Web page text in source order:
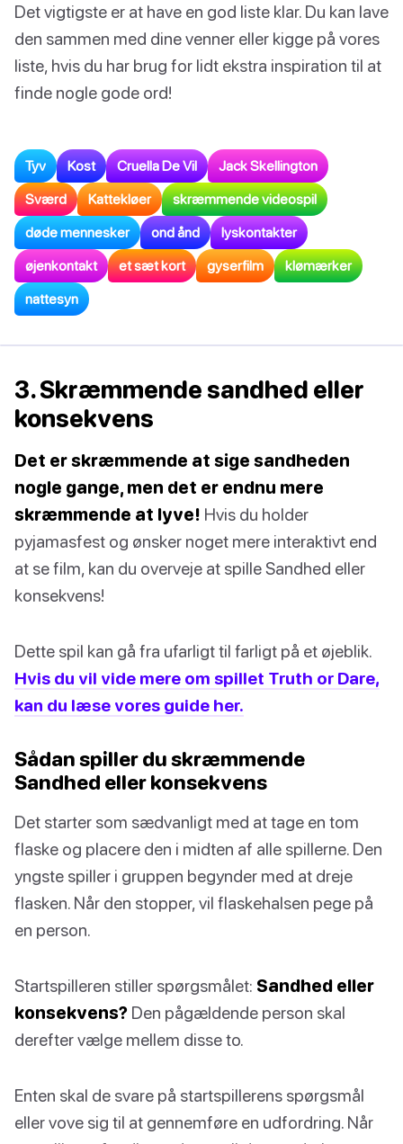
Det vigtigste er at have en god liste klar. Du kan lave
den sammen med dine venner eller kigge på vores
liste, hvis du har brug for lidt ekstra inspiration til at
finde nogle gode ord!
Tyv Kost Cruella De Vil Jack Skellington
Sværd Kattekløer skræmmende videospil
døde mennesker ond ånd lyskontakter
øjenkontakt et sæt kort gyserfilm klømærker
nattesyn
3. Skræmmende sandhed eller
konsekvens
Det er skræmmende at sige sandheden
nogle gange, men det er endnu mere
skræmmende at lyve! Hvis du holder
pyjamasfest og ønsker noget mere interaktivt end
at se film, kan du overveje at spille Sandhed eller
konsekvens!
Dette spil kan gå fra ufarligt til farligt på et øjeblik.
Hvis du vil vide mere om spillet Truth or Dare,
kan du læse vores guide her.
Sådan spiller du skræmmende
Sandhed eller konsekvens
Det starter som sædvanligt med at tage en tom
flaske og placere den i midten af alle spillerne. Den
yngste spiller i gruppen begynder med at dreje
flasken. Når den stopper, vil flaskehalsen pege på
en person.
Startspilleren stiller spørgsmålet: Sandhed eller
konsekvens? Den pågældende person skal
derefter vælge mellem disse to.
Enten skal de svare på startspillerens spørgsmål
eller vove sig til at gennemføre en udfordring. Når